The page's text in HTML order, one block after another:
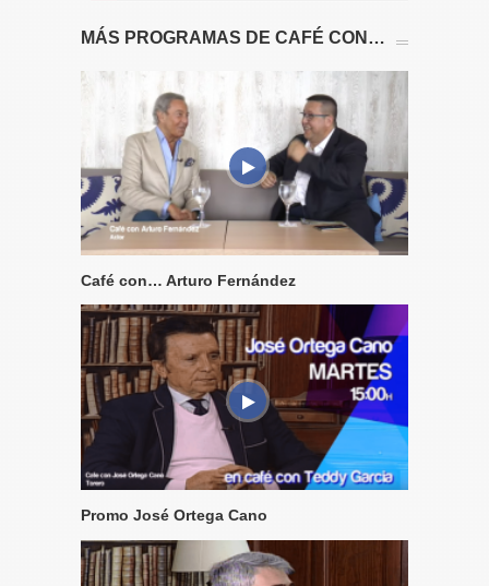
MÁS PROGRAMAS DE CAFÉ CON…
Café con… Arturo Fernández
Promo José Ortega Cano